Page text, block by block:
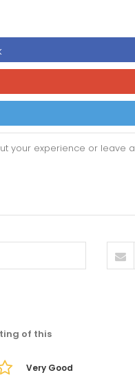
of this
Very Good